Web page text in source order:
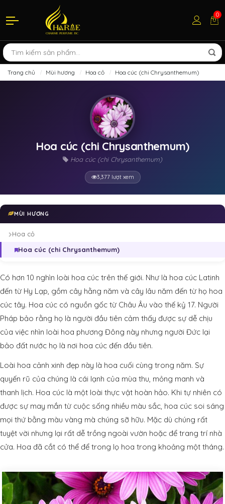
0
Trang chủ Mùi hương Hoa cỏ Hoa cúc (chi Chrysanthemum)
Hoa cúc (chi Chrysanthemum)
Hoa cúc (chi Chrysanthemum)
3,377 lượt xem
MÙI HƯƠNG
Hoa cỏ
Hoa cúc (chi Chrysanthemum)
Có hơn 10 nghìn loài hoa cúc trên thế giới. Như là hoa cúc Latinh
đến từ Hy Lạp, gồm cây hằng năm và cây lâu năm đến từ họ hoa
cúc tây. Hoa cúc có nguồn gốc từ Châu Âu vào thế kỷ 17. Người
Pháp bảo rằng họ là người đầu tiên cảm thấy được sự dễ chịu
của việc nhìn loài hoa phương Đông này nhưng người Đức lại
bảo đất nước họ là nơi hoa cúc đến đầu tiên.
Loài hoa cảnh xinh đẹp này là hoa cuối cùng trong năm. Sự
quyến rũ của chúng là cái lạnh của mùa thu, mỏng manh và
thanh lịch. Hoa cúc là một loài thực vật hoàn hảo. Khi tự nhiên có
được sự may mắn từ cuộc sống nhiều màu sắc, hoa cúc soi sáng
mọi thứ bằng màu vàng mà chúng sỡ hữu. Mặc dù chúng rất
tuyệt vời nhưng lại rất dễ trồng ngoài vườn hoặc để trang trí nhà
cửa. Hoa đã cắt có thể để trong lọ hoa trong khoảng một tháng.